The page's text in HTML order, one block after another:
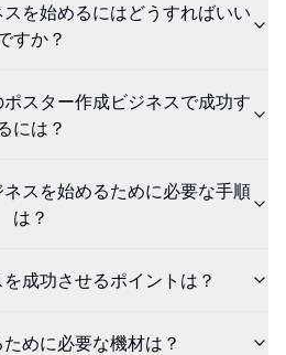
を始めるにはどうすればいい
すか？
スター作成ビジネスで成功す
には？
スを始めるために必要な手順
は？
成功させるポイントは？
めに必要な機材は？